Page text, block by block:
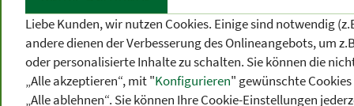
Liebe Kunden, wir nutzen Cookies. Einige sind notwendig
andere dienen der Verbesserung des Onlineangebots, um
oder personalisierte Inhalte zu schalten. Sie können die
„Alle akzeptieren“, mit "Konfigurieren" gewünschte
„Alle ablehnen“. Sie können Ihre Cookie-Einstellungen